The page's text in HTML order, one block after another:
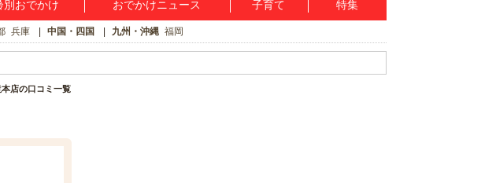
別おでかけ おでかけニュース 子育て 特集
兵庫 中国・四国 九州・沖縄 福岡
店の口コミ一覧